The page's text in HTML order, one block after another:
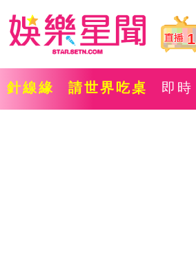
1
針線緣 請世界吃桌 即時